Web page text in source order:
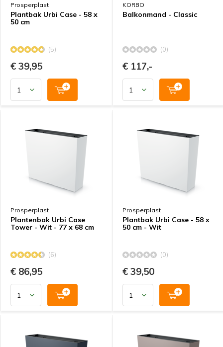
Prosperplast
Plantbak Urbi Case - 58 x
50 cm
(5)
€ 39,95
KORBO
Balkonmand - Classic
(0)
€ 117,-
Prosperplast
Plantenbak Urbi Case
Tower - Wit - 77 x 68 cm
(6)
€ 86,95
Prosperplast
Plantbak Urbi Case - 58 x
50 cm - Wit
(0)
€ 39,50